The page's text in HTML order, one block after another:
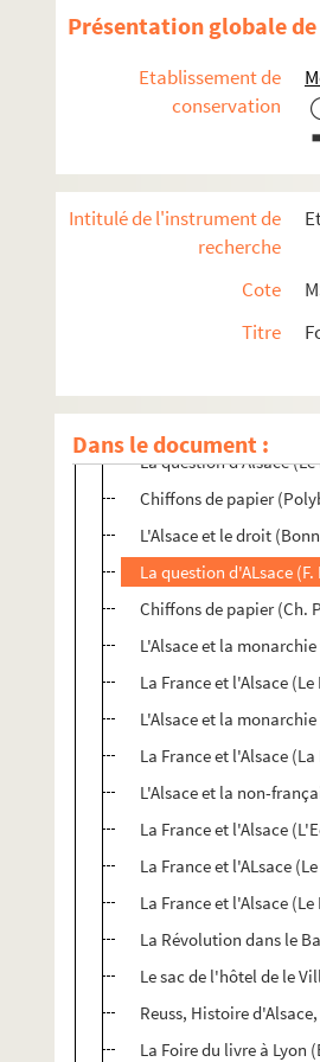
Présentation globale
Etablissement de
conservation
Intitulé de l'instrument de
recherche
Cote
Titre
Dans le document :
Un nouveau livre sur
Chiffons de papier
Renaissance
Chiffons de papier (Le
Annonce de la mort
La France et l'Alsace
La question d'Alsace (Le
Chiffons de papier
L'Alsace et le droit
La question d'ALsace
Chiffons de papier (Ch.
L'Alsace et la monarchie
La France et l'Alsace
L'Alsace et la
La France et l'Alsace (La
L'Alsace et la non-
La France et l'Alsace
La France et l'ALsace
La France et l'Alsace
La Révolution dans le
Le sac de l'hôtel de le
Reuss, Histoire d'Alsace,
La Foire du livre à Lyon